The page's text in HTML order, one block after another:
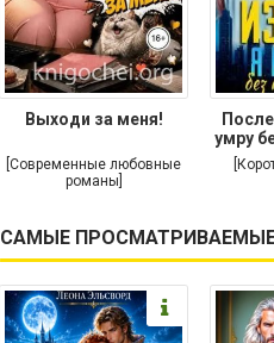
Выходи за меня!
[Современные любовные
романы]
умру
САМЫЕ